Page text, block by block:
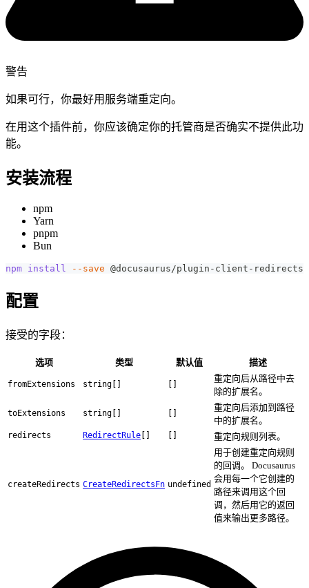
警告
如果可行，你最好用服务端重定向。
在用这个插件前，你应该确定你的托管商是否确实不提供此功
能。
安装流程
npm
Yarn
pnpm
Bun
npm install --save @docusaurus/plugin-client-redirects
配置
接受的字段：
选项 类型 默认值 描述
fromExtensions string[] []
重定向后从路径中去
除的扩展名。
toExtensions string[] []
重定向后添加到路径
中的扩展名。
redirects RedirectRule [] [] 重定向规则列表。
createRedirects CreateRedirectsFn undefined
用于创建重定向规则
的回调。 Docusaurus
会用每一个它创建的
路径来调用这个回
调，然后用它的返回
值来输出更多路径。